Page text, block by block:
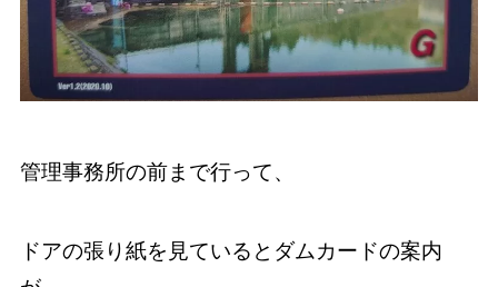
管理事務所の前まで行って、
ドアの張り紙を見ているとダムカードの案内